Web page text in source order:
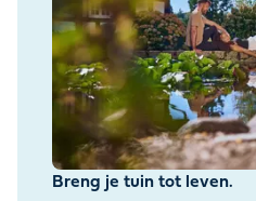
Breng je tuin tot leven.